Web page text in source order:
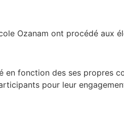
Ozanam ont procédé aux
fonction des ses propres
pour leur